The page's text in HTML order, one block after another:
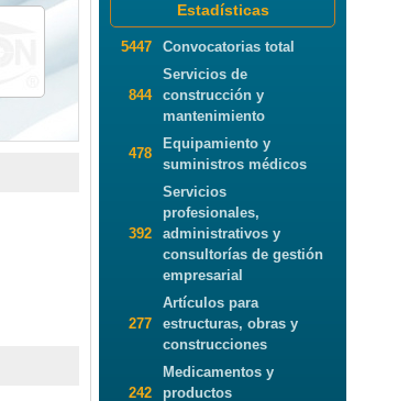
Estadísticas
5447 Convocatorias total
844
Servicios de
construcción y
mantenimiento
478
Equipamiento y
suministros médicos
392
Servicios
profesionales,
administrativos y
consultorías de gestión
empresarial
277
Artículos para
estructuras, obras y
construcciones
242
Medicamentos y
productos